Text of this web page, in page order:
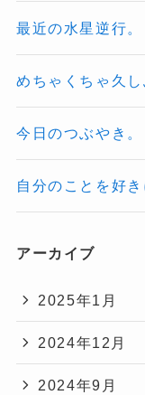
最近の水星逆行。
めちゃくちゃ久
今日のつぶやき。
自分のことを好き
アーカイブ
2025年1月
2024年12月
2024年9月